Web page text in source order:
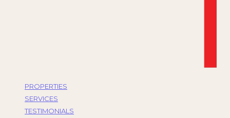
PROPERTIES
SERVICES
TESTIMONIALS